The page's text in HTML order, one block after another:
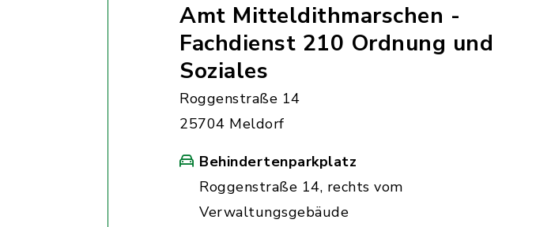
Amt Mitteldithmarschen -
Fachdienst 210 Ordnung und
Soziales
Roggenstraße 14
25704 Meldorf
Behindertenparkplatz
Roggenstraße 14, rechts vom
Verwaltungsgebäude